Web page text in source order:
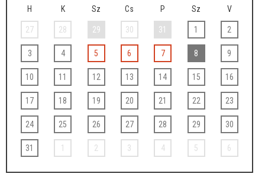
H K Sz Cs P Sz V
27 28 29 30 31 1 2
3 4 5 6 7 8 9
10 11 12 13 14 15 16
17 18 19 20 21 22 23
24 25 26 27 28 29 30
31 1 2 3 4 5 6